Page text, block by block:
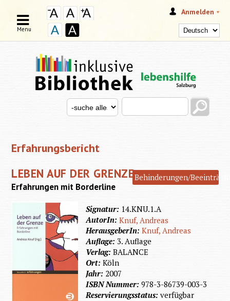
Anmelden
SUCHFORMULAR
Search this site
Search for
Menu
Erfahrungsbericht
LEBEN AUF DER GRENZEBehinderungen/
Erfahrungen mit Borderline
Signatur: 14.KNU.1.A
AutorIn:Knuf, Andreas
HerausgeberIn:Knuf, Andreas
Auflage: 3. Auflage
Verlag:BALANCE
Ort:Köln
Jahr: 2007
ISBN Nummer:978-3-86739-003-3
Reservierungsstatus:verfügbar